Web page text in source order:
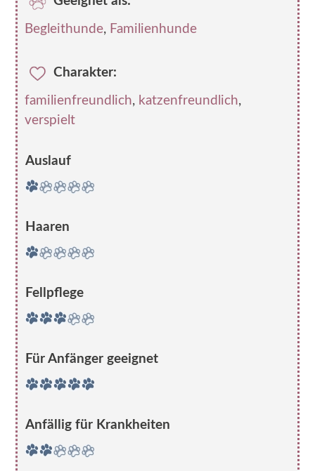
Begleithunde, Familienhunde
Charakter:
familienfreundlich, katzenfreundlich,
verspielt
Auslauf
Haaren
Fellpflege
Für Anfänger geeignet
Anfällig für Krankheiten